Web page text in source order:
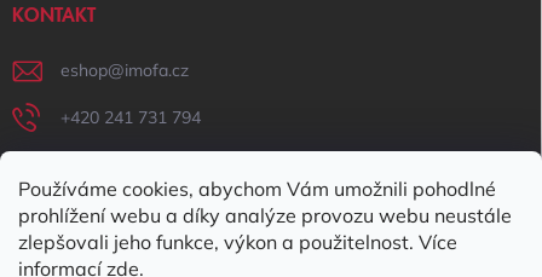
Používáme cookies, abychom Vám umožnili pohodlné
prohlížení webu a díky analýze provozu webu neustále
zlepšovali jeho funkce, výkon a použitelnost. Více
informacízde.
KONTAKT
eshop@imofa.cz
+420 241 731 794
IMOFA Facebook
imofa_s.r.o